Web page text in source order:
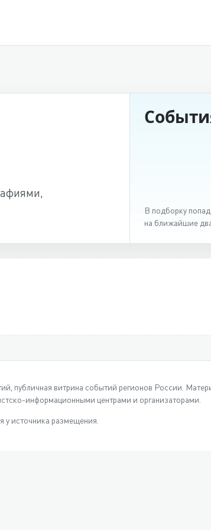
В подборку
на ближайшие
публичная витрина событий регионов России.
информационными центрами и организаторами.
у источника размещения.